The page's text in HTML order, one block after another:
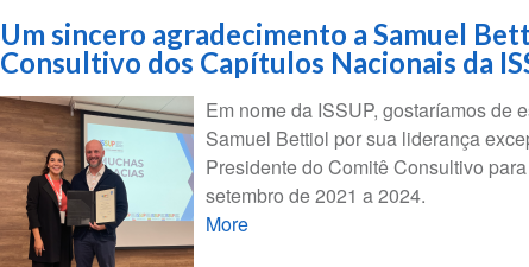
Um sincero agradecimento a Samuel
Consultivo dos Capítulos Nacionais da
Em nome da ISSUP, gostaríamos de
Samuel Bettiol por sua liderança
Presidente do Comitê Consultivo
setembro de 2021 a 2024.
More